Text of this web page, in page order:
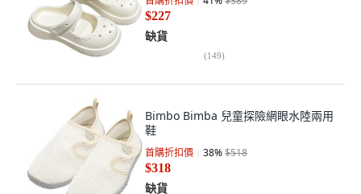
$227
缺貨
(149)
Bimbo Bimba 兒童探險網眼水陸兩用
鞋
首購折扣價 38%$518
$318
缺貨